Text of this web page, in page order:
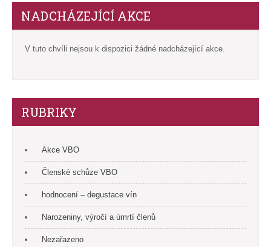
NADCHÁZEJÍCÍ AKCE
V tuto chvíli nejsou k dispozici žádné nadcházející akce.
RUBRIKY
Akce VBO
Členské schůze VBO
hodnocení – degustace vín
Narozeniny, výročí a úmrtí členů
Nezařazeno